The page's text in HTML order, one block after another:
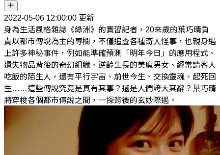
2022-05-06 12:00:00 更新
身為生活風格雜誌《綠洲》的實習記者，20來歲的葉巧晴負
責以都市傳說為主的專欄，不僅追查各種奇人怪事，也親身遇
上許多神秘事件，例如能準確預測「明年今日」的應用程式、
遺失物品背後的奇幻組織、逆齡生長的美魔男女、經常請客人
吃飯的陌生人，還有平行宇宙、前世今生、交換靈魂、起死回
生……這些傳說究竟是真有其事？還是人們誇大其辭？葉巧晴
將穿梭各個都市傳說之間，一探背後的玄妙際遇。